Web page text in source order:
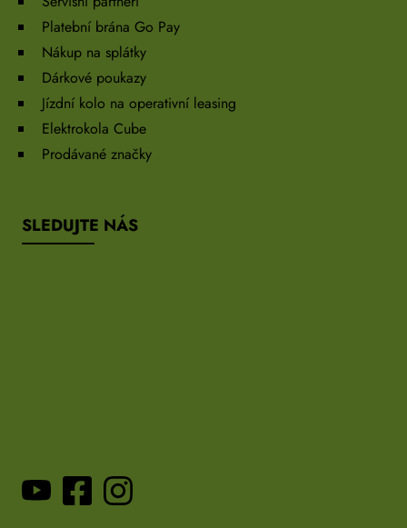
Platební brána Go Pay
Nákup na splátky
Dárkové poukazy
Jízdní kolo na operativní leasing
Elektrokola Cube
Prodávané značky
SLEDUJTE NÁS